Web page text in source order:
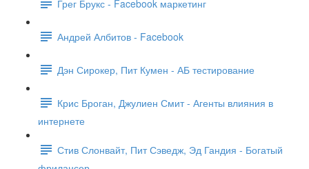
Грег Брукс - Facebook маркетинг
Андрей Албитов - Facebook
Дэн Сирокер, Пит Кумен - АБ тестирование
Крис Броган, Джулиен Смит - Агенты влияния в
интернете
Стив Слонвайт, Пит Сэведж, Эд Гандия - Богатый